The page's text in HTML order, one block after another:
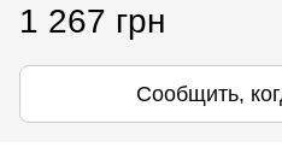
1 267 грн
Сообщить,